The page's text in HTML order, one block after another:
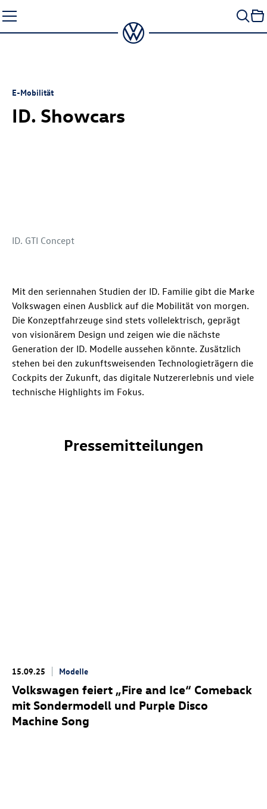
Seiteninhalt
springen
E-Mobilität
ID. Showcars
ID. GTI Concept
Mit den seriennahen Studien der ID. Familie gibt die Marke
Volkswagen einen Ausblick auf die Mobilität von morgen.
Die Konzeptfahrzeuge sind stets vollelektrisch, geprägt
von visionärem Design und zeigen wie die nächste
Generation der ID. Modelle aussehen könnte. Zusätzlich
stehen bei den zukunftsweisenden Technologieträgern die
Cockpits der Zukunft, das digitale Nutzererlebnis und viele
technische Highlights im Fokus.
Pressemitteilungen
15.09.25 Modelle
Volkswagen feiert „Fire and Ice“ Comeback
mit Sondermodell und Purple Disco
Machine Song